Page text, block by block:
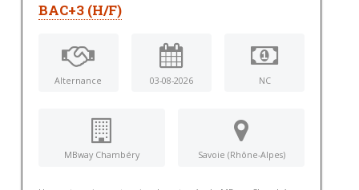
BAC+3 (H/F)
Alternance 03-08-2026 NC
MBway Chambéry Savoie (Rhône-Alpes)